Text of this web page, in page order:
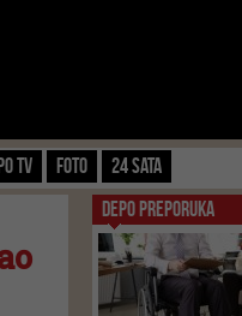
TV FOTO 24 SATA
DEPO PREPORUKA